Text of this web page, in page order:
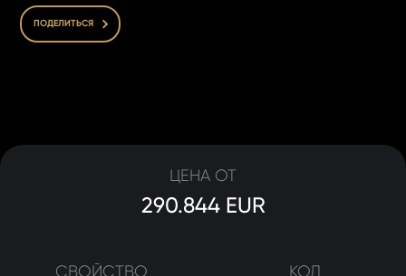
ПОДЕЛИТЬСЯ
СВОЙСТВО КОД
ЦЕНА ОТ
290.844 EUR